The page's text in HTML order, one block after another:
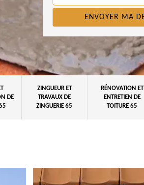
DE
ZINGUEUR ET
TRAVAUX DE
ZINGUERIE 65
RÉNOVATION ET
ENTRETIEN DE
TOITURE 65